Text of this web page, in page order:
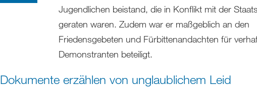
Jugendlichen beistand, die in Konflikt mit der
geraten waren. Zudem war er maßgeblich an den
Friedensgebeten und Fürbittenandachten für
Demonstranten beteiligt.
Dokumente erzählen von unglaublichem Leid